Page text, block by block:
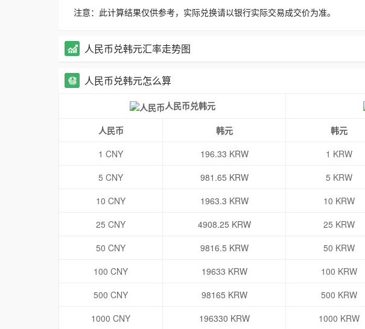
注意：此计算结果仅供参考，实际兑换请以银行实际交易成交价为准。
人民币兑韩元汇率走势图
人民币兑韩元怎么算
人民币兑韩元
人民币 韩元 韩元
1 CNY
196.33 KRW 1 KRW
5 CNY
981.65 KRW 5 KRW
10 CNY
1963.3 KRW 10 KRW
25 CNY
4908.25 KRW 25 KRW
50 CNY
9816.5 KRW 50 KRW
100 CNY
19633 KRW 100 KRW
500 CNY
98165 KRW 500 KRW
1000 CNY
196330 KRW 1000 KRW